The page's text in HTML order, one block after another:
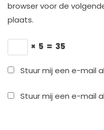
browser voor de
plaats.
× 5 = 35
Stuur mij een e-mail
Stuur mij een e-mail